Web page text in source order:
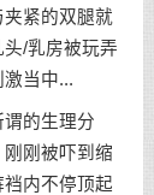
紧的双腿就
/乳房被玩弄
当中...
的生理分
刚被吓到缩
内不停顶起